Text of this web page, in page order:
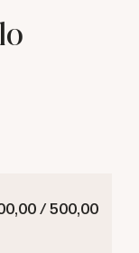
/ 500,00